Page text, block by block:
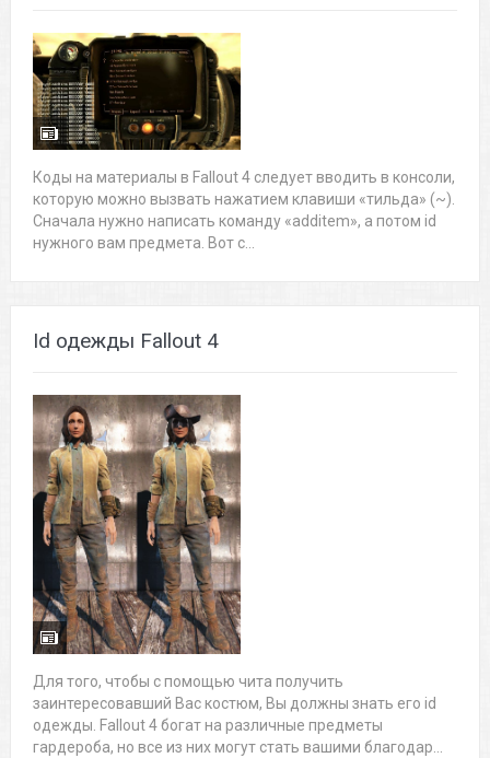
Коды на материалы в Fallout 4 следует вводить в консоли,
которую можно вызвать нажатием клавиши «тильда» (~).
Сначала нужно написать команду «additem», а потом id
нужного вам предмета. Вот с...
Id одежды Fallout 4
Для того, чтобы с помощью чита получить
заинтересовавший Вас костюм, Вы должны знать его id
одежды. Fallout 4 богат на различные предметы
гардероба, но все из них могут стать вашими благодар...